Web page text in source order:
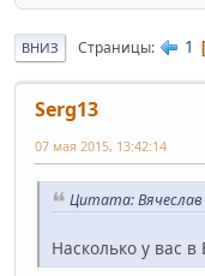
ВНИЗ Страницы 1
Serg13
07 мая 2015, 13:42:14
Цитата:
Насколько у вас в